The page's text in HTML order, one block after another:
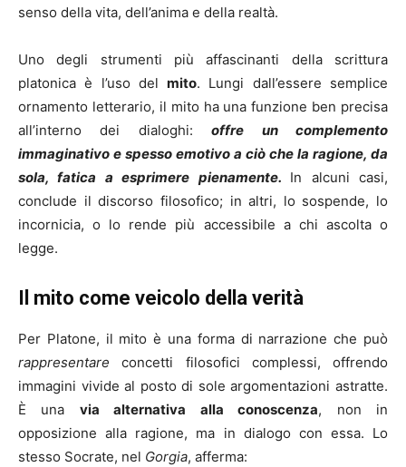
senso della vita, dell’anima e della realtà.
Uno degli strumenti più affascinanti della scrittura
platonica è l’uso delmito. Lungi dall’essere semplice
ornamento letterario, il mito ha una funzione ben precisa
all’interno dei dialoghi:offre un complemento
immaginativo e spesso emotivo a ciò che la ragione, da
sola, fatica a esprimere pienamente. In alcuni casi,
conclude il discorso filosofico; in altri, lo sospende, lo
incornicia, o lo rende più accessibile a chi ascolta o
legge.
Il mito come veicolo della verità
Per Platone, il mito è una forma di narrazione che può
rappresentare concetti filosofici complessi, offrendo
immagini vivide al posto di sole argomentazioni astratte.
È una via alternativa alla conoscenza, non in
opposizione alla ragione, ma in dialogo con essa. Lo
stesso Socrate, nel Gorgia, afferma: